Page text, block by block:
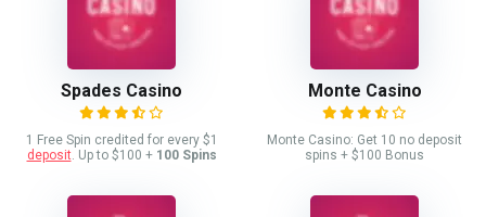
Spades Casino
1 Free Spin credited for every $1
deposit. Up to $100 + 100 Spins
Monte Casino
Monte Casino: Get 10 no deposit
spins + $100 Bonus